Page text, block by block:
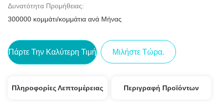
Δυνατότητα Προμήθειας:
300000 κομμάτι/κομμάτια ανά Μήνας
Πάρτε Την Καλύτερη Τιμή Μιλήστε Τώρα.
Πληροφορίες Λεπτομέρειας Περιγραφή Προϊόντων